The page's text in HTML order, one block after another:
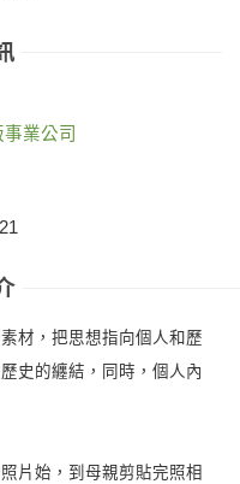
業公司
材，把思想指向個人和歷
史的纏結，同時，個人內
片始，到母親剪貼完照相